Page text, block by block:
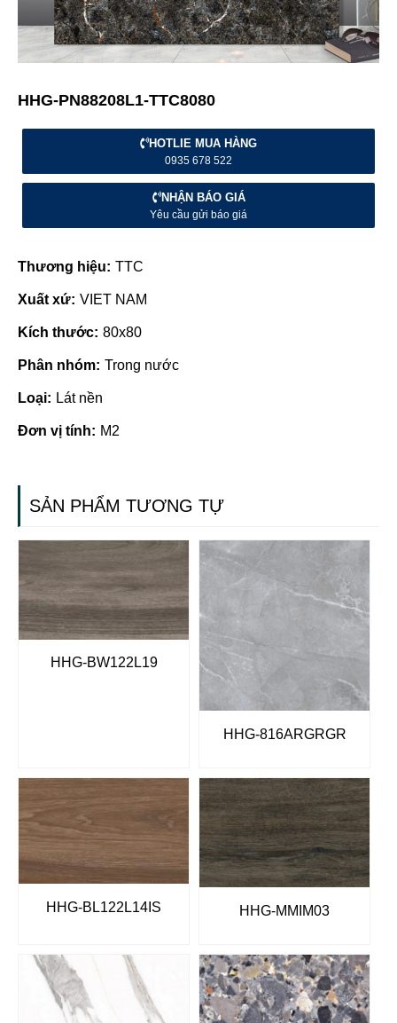
HHG-PN88208L1-TTC8080
HOTLIE MUA HÀNG
0935 678 522
NHẬN BÁO GIÁ
Yêu cầu gửi báo giá
Thương hiệu: TTC
Xuất xứ: VIET NAM
Kích thước: 80x80
Phân nhóm: Trong nước
Loại: Lát nền
Đơn vị tính: M2
SẢN PHẨM TƯƠNG TỰ
HHG-BW122L19
HHG-816ARGRGR
HHG-BL122L14IS HHG-MMIM03